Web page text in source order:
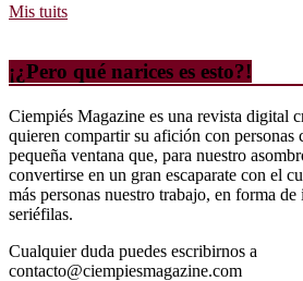
Mis tuits
¡¿Pero qué narices es esto?!
Ciempiés Magazine es una revista digital
quieren compartir su afición con personas
pequeña ventana que, para nuestro
convertirse en un gran escaparate con el
más personas nuestro trabajo, en forma
seriéfilas.
Cualquier duda puedes escribirnos a
contacto@ciempiesmagazine.com